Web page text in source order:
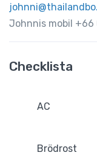
Johnnis mobil +66
Checklista
AC
Brödrost